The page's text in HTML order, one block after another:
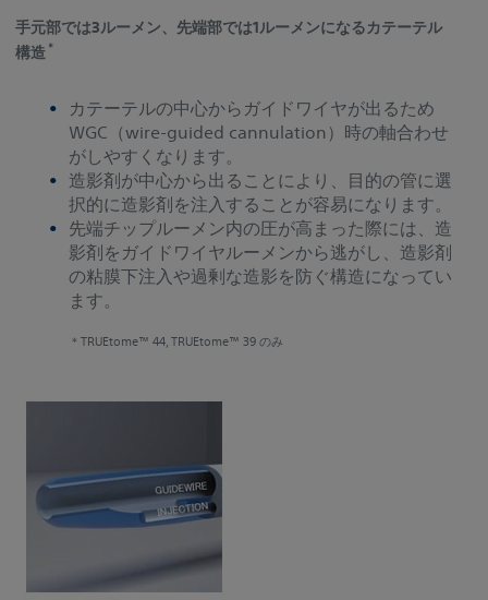
手元部では3ルーメン、先端部では1ルーメンになるカテーテル
構造 ＊
カテーテルの中心からガイドワイヤが出るため
WGC（wire-guided cannulation）時の軸合わせ
がしやすくなります。
造影剤が中心から出ることにより、目的の管に選
択的に造影剤を注入することが容易になります。
先端チップルーメン内の圧が高まった際には、造
影剤をガイドワイヤルーメンから逃がし、造影剤
の粘膜下注入や過剰な造影を防ぐ構造になってい
ます。
＊TRUEtome™ 44, TRUEtome™ 39 のみ